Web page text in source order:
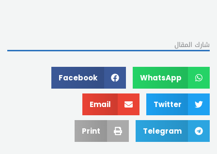
شارك المقال
WhatsApp
Facebook
Twitter
Email
Telegram
Print